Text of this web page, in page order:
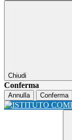
Chiudi
Conferma
Annulla Conferma